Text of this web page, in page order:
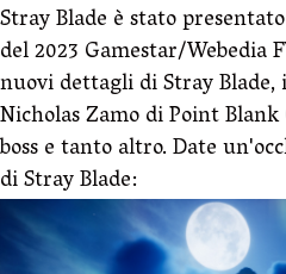
Stray Blade è stato
del 2023 Gamestar/Webedia
nuovi dettagli di Stray
Nicholas Zamo di Point
boss e tanto altro. Date
di Stray Blade: